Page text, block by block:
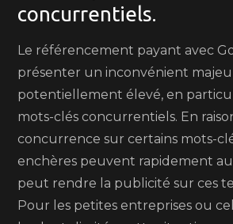
concurrentiels.
Le référencement payant avec
présenter un inconvénient
potentiellement élevé, en
mots-clés concurrentiels. En
concurrence sur certains mots-
enchères peuvent rapidement
peut rendre la publicité sur ces
Pour les petites entreprises ou